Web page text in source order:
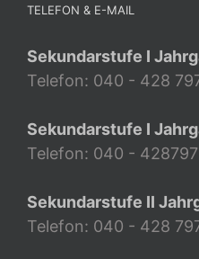
TELEFON & E-MAIL
Sekundarstufe I
Telefon: 040 - 428
Sekundarstufe I
Telefon: 040 -
Sekundarstufe II
Telefon: 040 - 428